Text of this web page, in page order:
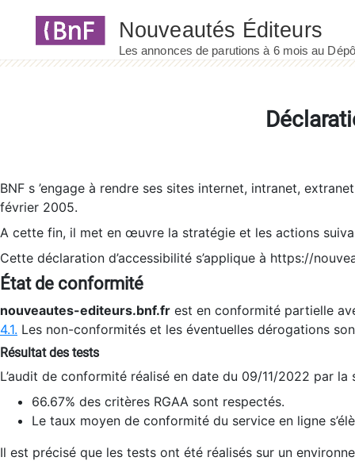
BNF s ’engage à rendre ses sites internet, intranet,
février 2005.
A cette fin, il met en œuvre la stratégie et les actions
Cette déclaration d’accessibilité s’applique à https://
État de conformité
nouveautes-editeurs.bnf.fr est en conformité partielle
4.1. Les non-conformités et les éventuelles dérogations
Résultat des tests
L’audit de conformité réalisé en date du 09/11/2022 par
66.67% des critères RGAA sont respectés.
Le taux moyen de conformité du service en ligne
Il est précisé que les tests ont été réalisés sur un